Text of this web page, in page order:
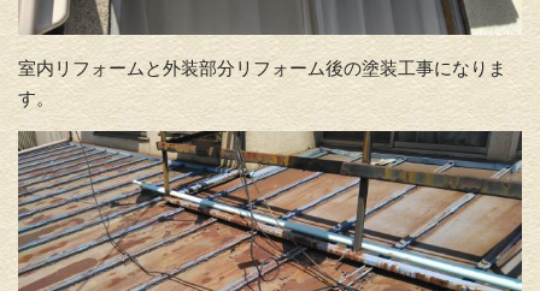
室内リフォームと外装部分リフォーム後の塗装工事になりま
す。